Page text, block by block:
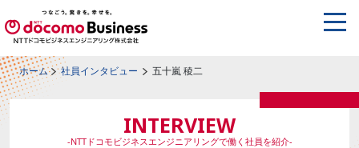
ホーム 社員インタビュー 五十嵐 稜二
INTERVIEW
-NTTドコモビジネスエンジニアリングで働く社員を紹介-